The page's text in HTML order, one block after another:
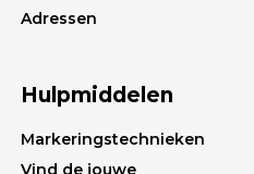
Adressen
Hulpmiddelen
Markeringstechnieken
Vind de jouwe